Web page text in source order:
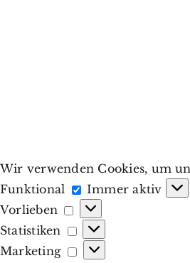
Wir verwenden Cookies, um
Funktional
Funktional
Immer aktiv
Vorlieben
Vorlieben
Statistiken
Statistiken
Marketing
Marketing